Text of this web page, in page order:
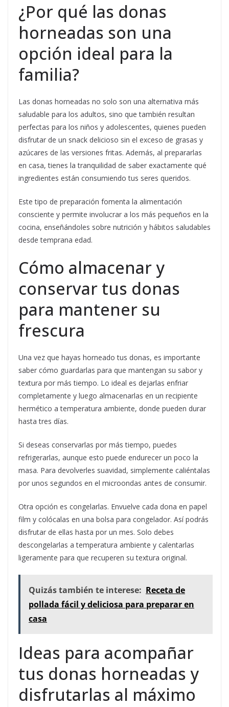
¿Por qué las donas
horneadas son una
opción ideal para la
familia?
Las donas horneadas no solo son una alternativa más
saludable para los adultos, sino que también resultan
perfectas para los niños y adolescentes, quienes pueden
disfrutar de un snack delicioso sin el exceso de grasas y
azúcares de las versiones fritas. Además, al prepararlas
en casa, tienes la tranquilidad de saber exactamente qué
ingredientes están consumiendo tus seres queridos.
Este tipo de preparación fomenta la alimentación
consciente y permite involucrar a los más pequeños en la
cocina, enseñándoles sobre nutrición y hábitos saludables
desde temprana edad.
Cómo almacenar y
conservar tus donas
para mantener su
frescura
Una vez que hayas horneado tus donas, es importante
saber cómo guardarlas para que mantengan su sabor y
textura por más tiempo. Lo ideal es dejarlas enfriar
completamente y luego almacenarlas en un recipiente
hermético a temperatura ambiente, donde pueden durar
hasta tres días.
Si deseas conservarlas por más tiempo, puedes
refrigerarlas, aunque esto puede endurecer un poco la
masa. Para devolverles suavidad, simplemente caliéntalas
por unos segundos en el microondas antes de consumir.
Otra opción es congelarlas. Envuelve cada dona en papel
film y colócalas en una bolsa para congelador. Así podrás
disfrutar de ellas hasta por un mes. Solo debes
descongelarlas a temperatura ambiente y calentarlas
ligeramente para que recuperen su textura original.
Quizás también te interese: Receta de
pollada fácil y deliciosa para preparar en
casa
Ideas para acompañar
tus donas horneadas y
disfrutarlas al máximo